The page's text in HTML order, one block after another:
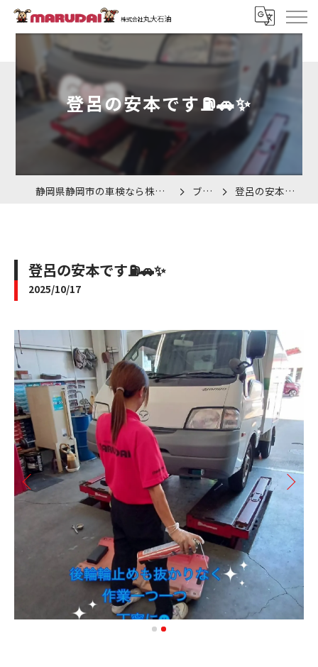
登呂の安本です⛽️🚗✨
静岡県静岡市の車検なら株式会社丸大石油 ブログ 登呂の安本です⛽️🚗✨
登呂の安本です⛽️🚗✨
2025/10/17